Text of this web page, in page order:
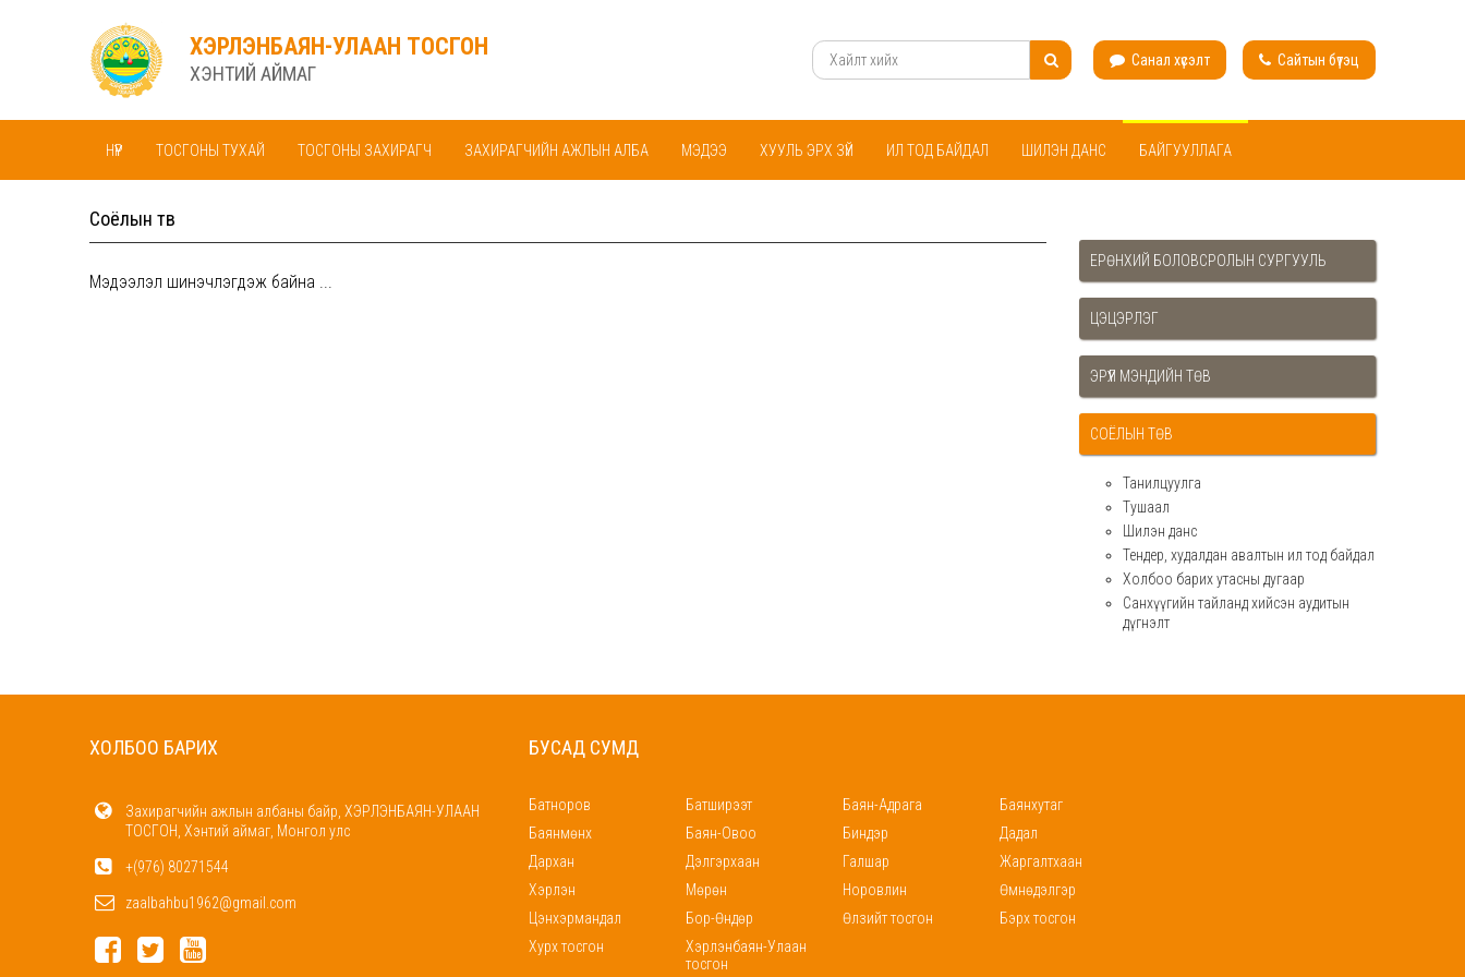
ХЭРЛЭНБАЯН-УЛААН ТОСГОН
ХЭНТИЙ АЙМАГ
Санал хүсэлт Сайтын бүтэц
НҮҮР ТОСГОНЫ ТУХАЙ ТОСГОНЫ ЗАХИРАГЧ ЗАХИРАГЧИЙН АЖЛЫН АЛБА МЭДЭЭ ХУУЛЬ ЭРХ ЗҮЙ ИЛ ТОД БАЙДАЛ ШИЛЭН ДАНС БАЙГУУЛЛАГА
Соёлын төв
Мэдээлэл шинэчлэгдэж байна ...
ЕРӨНХИЙ БОЛОВСРОЛЫН СУРГУУЛЬ
ЦЭЦЭРЛЭГ
ЭРҮҮЛ МЭНДИЙН ТӨВ
СОЁЛЫН ТӨВ
Танилцуулга
Тушаал
Шилэн данс
Тендер, худалдан авалтын ил тод байдал
Холбоо барих утасны дугаар
Санхүүгийн тайланд хийсэн аудитын
дүгнэлт
ХОЛБОО БАРИХ
Захирагчийн ажлын албаны байр, ХЭРЛЭНБАЯН-УЛААН
ТОСГОН, Хэнтий аймаг, Монгол улс
+(976) 80271544
zaalbahbu1962@gmail.com
БУСАД СУМД
Батноров Батширээт Баян-Адрага
Баянхутаг
Баянмөнх
Баян-Овоо Биндэр
Дадал
Дархан
Дэлгэрхаан Галшар
Жаргалтхаан
Хэрлэн
Мөрөн Норовлин
Өмнөдэлгэр
Цэнхэрмандал
Бор-Өндөр Өлзийт тосгон
Бэрх тосгон
Хурх тосгон
Хэрлэнбаян-Улаан
тосгон